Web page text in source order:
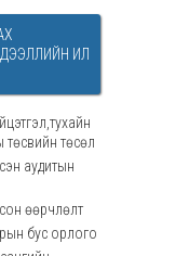
ИЛ
төсөл
аудитын
өөрчлөлт
бус орлого